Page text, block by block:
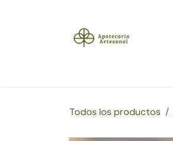
Todos los productos